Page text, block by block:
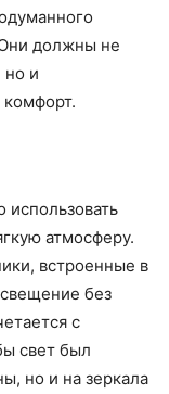
должны не
но и
комфорт.
атмосферу.
встроенные в
без
с
свет был
но и на зеркала